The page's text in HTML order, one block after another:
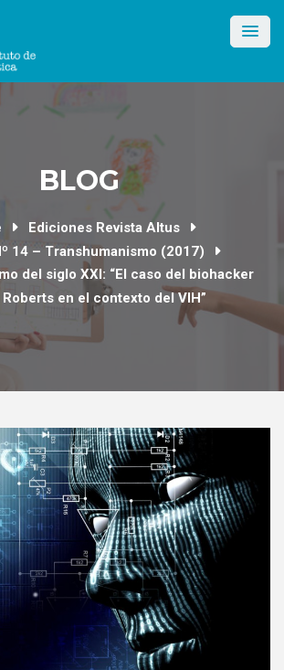
BLOG
Ediciones Revista Altus
14 – Transhumanismo (2017)
del siglo XXI: “El caso del biohacker
en el contexto del VIH”